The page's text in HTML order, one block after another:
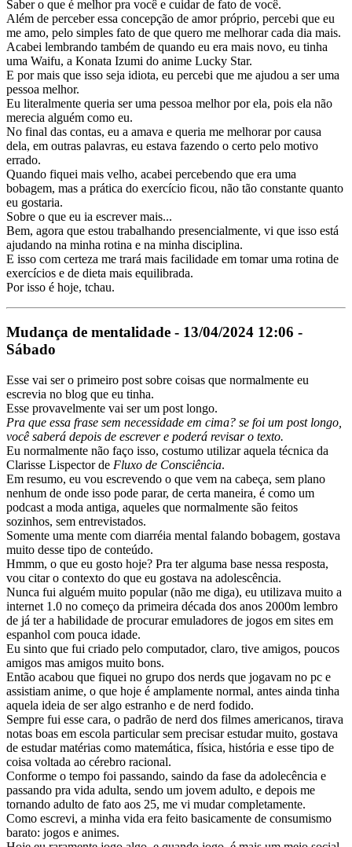
Saber o que é melhor pra você e cuidar de fato de você.
Além de perceber essa concepção de amor próprio, percebi que eu
me amo, pelo simples fato de que quero me melhorar cada dia mais.
Acabei lembrando também de quando eu era mais novo, eu tinha
uma Waifu, a Konata Izumi do anime Lucky Star.
E por mais que isso seja idiota, eu percebi que me ajudou a ser uma
pessoa melhor.
Eu literalmente queria ser uma pessoa melhor por ela, pois ela não
merecia alguém como eu.
No final das contas, eu a amava e queria me melhorar por causa
dela, em outras palavras, eu estava fazendo o certo pelo motivo
errado.
Quando fiquei mais velho, acabei percebendo que era uma
bobagem, mas a prática do exercício ficou, não tão constante quanto
eu gostaria.
Sobre o que eu ia escrever mais...
Bem, agora que estou trabalhando presencialmente, vi que isso está
ajudando na minha rotina e na minha disciplina.
E isso com certeza me trará mais facilidade em tomar uma rotina de
exercícios e de dieta mais equilibrada.
Por isso é hoje, tchau.
Mudança de mentalidade - 13/04/2024 12:06 -
Sábado
Esse vai ser o primeiro post sobre coisas que normalmente eu
escrevia no blog que eu tinha.
Esse provavelmente vai ser um post longo.
Pra que essa frase sem necessidade em cima? se foi um post longo,
você saberá depois de escrever e poderá revisar o texto.
Eu normalmente não faço isso, costumo utilizar aquela técnica da
Clarisse Lispector de Fluxo de Consciência.
Em resumo, eu vou escrevendo o que vem na cabeça, sem plano
nenhum de onde isso pode parar, de certa maneira, é como um
podcast a moda antiga, aqueles que normalmente são feitos
sozinhos, sem entrevistados.
Somente uma mente com diarréia mental falando bobagem, gostava
muito desse tipo de conteúdo.
Hmmm, o que eu gosto hoje? Pra ter alguma base nessa resposta,
vou citar o contexto do que eu gostava na adolescência.
Nunca fui alguém muito popular (não me diga), eu utilizava muito a
internet 1.0 no começo da primeira década dos anos 2000m lembro
de já ter a habilidade de procurar emuladores de jogos em sites em
espanhol com pouca idade.
Eu sinto que fui criado pelo computador, claro, tive amigos, poucos
amigos mas amigos muito bons.
Então acabou que fiquei no grupo dos nerds que jogavam no pc e
assistiam anime, o que hoje é amplamente normal, antes ainda tinha
aquela ideia de ser algo estranho e de nerd fodido.
Sempre fui esse cara, o padrão de nerd dos filmes americanos, tirava
notas boas em escola particular sem precisar estudar muito, gostava
de estudar matérias como matemática, física, história e esse tipo de
coisa voltada ao cérebro racional.
Conforme o tempo foi passando, saindo da fase da adolecência e
passando pra vida adulta, sendo um jovem adulto, e depois me
tornando adulto de fato aos 25, me vi mudar completamente.
Como escrevi, a minha vida era feito basicamente de consumismo
barato: jogos e animes.